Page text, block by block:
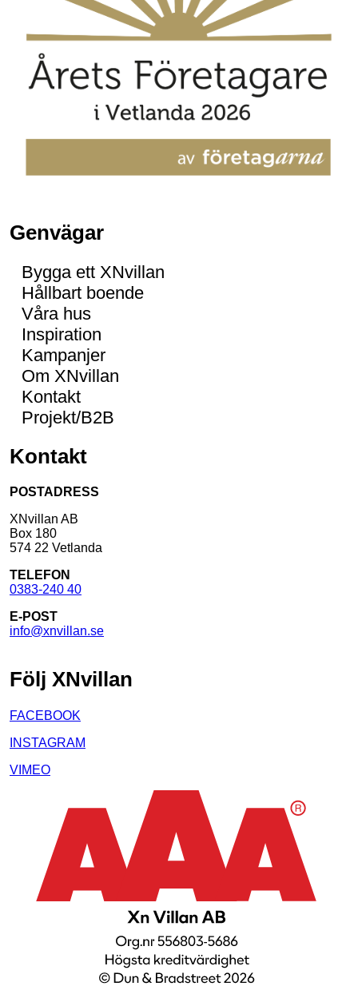
Genvägar
Bygga ett XNvillan
Hållbart boende
Våra hus
Inspiration
Kampanjer
Om XNvillan
Kontakt
Projekt/B2B
Kontakt
POSTADRESS
XNvillan AB
Box 180
574 22 Vetlanda
TELEFON
0383-240 40
E-POST
info@xnvillan.se
Följ XNvillan
FACEBOOK
INSTAGRAM
VIMEO